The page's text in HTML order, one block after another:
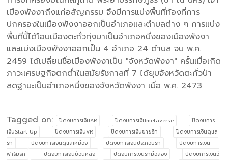
เมืองพังงาถึงแก่อสัญกรรม จึงมีการแบ่งพื้นที่ท้องที่การ
ปกครองในเมืองพังงาออกเป็นอำเภอและตำบลต่าง ๆ การแบ่ง
พื้นที่นี้ได้โอนเมืองตะกั่วทุ่งมาเป็นอำเภอหนึ่งของเมืองพังงา
และแบ่งเมืองพังงาออกเป็น 4 อำเภอ 24 ตำบล จน พ.ศ.
2459 ได้เปลี่ยนชื่อเมืองพังงาเป็น "จังหวัดพังงา" ครั้นเมื่อเกิด
ภาวะเศรษฐกิจตกต่ำในสมัยรัชกาลที่ 7 ได้ยุบจังหวัดตะกั่วป่า
ลดฐานะเป็นอำเภอหนึ่งของจังหวัดพังงา เมื่อ พ.ศ. 2473
Tagged on: ปิดงบการเงินAR ปิดงบการเงินmetaverse
ปิดงบการ
เงินStart Up
ปิดงบการเงินVR ปิดงบการเงินขายริก
ปิดงบการเงินดูแล
ริก
ปิดงบการเงินดูแลเหมือง ปิดงบการเงินประกอบริก
ปิดงบการเงิน
ฟาร์มริก
ปิดงบการเงินย้อนหลัง ปิดงบการเงินริกมือสอง
ปิดงบการเงินวี